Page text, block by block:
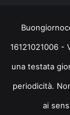
16121021006 -
una testata
periodicità.
ai